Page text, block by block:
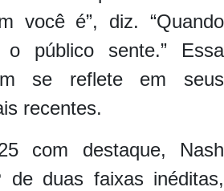
você é”, diz. “Quando
o público sente.” Essa
se reflete em seus
recentes.
com destaque, Nash
de duas faixas inéditas,